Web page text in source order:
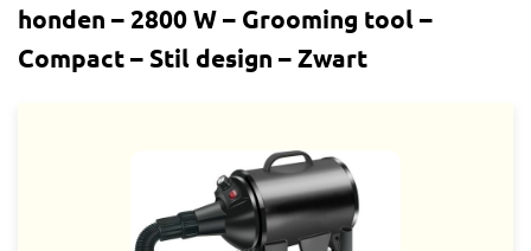
honden – 2800 W – Grooming tool –
Compact – Stil design – Zwart